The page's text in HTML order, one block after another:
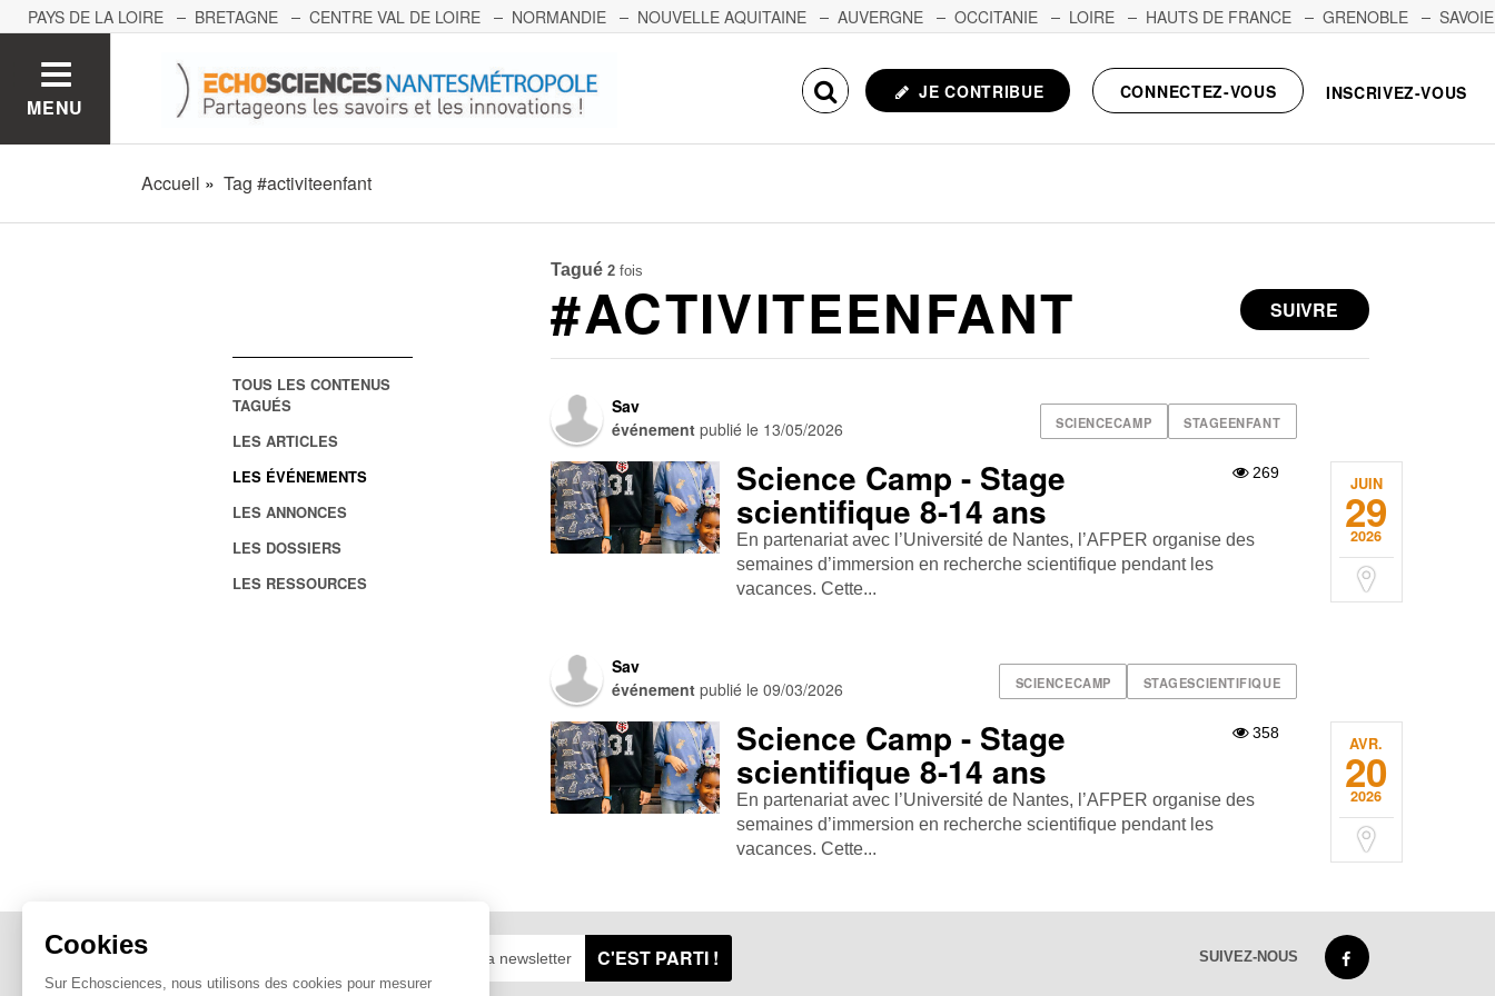
Cookies
Sur Echosciences, nous utilisons des cookies pour mesurer
PAYS DE LA LOIRE BRETAGNE CENTRE VAL DE LOIRE NORMANDIE NOUVELLE AQUITAINE AUVERGNE OCCITANIE LOIRE HAUTS DE FRANCE GRENOBLE
SAVOIE
MENU
JE CONTRIBUE CONNECTEZ-VOUS INSCRIVEZ-VOUS
Accueil Tag #activiteenfant
TOUS LES CONTENUS
TAGUÉS
LES ARTICLES
LES ÉVÉNEMENTS
LES ANNONCES
LES DOSSIERS
LES RESSOURCES
Tagué 2 fois
SUIVRE
#ACTIVITEENFANT
SCIENCECAMP STAGEENFANT
Sav
événement publié le 13/05/2026
JUIN
29
2026
269
Science Camp - Stage
scientifique 8-14 ans
En partenariat avec l’Université de Nantes, l’AFPER organise des
semaines d’immersion en recherche scientifique pendant les
vacances. Cette...
SCIENCECAMP STAGESCIENTIFIQUE
Sav
événement publié le09/03/2026
AVR.
20
2026
358
Science Camp - Stage
scientifique 8-14 ans
En partenariat avec l’Université de Nantes, l’AFPER organise des
semaines d’immersion en recherche scientifique pendant les
vacances. Cette...
C'EST PARTI ! SUIVEZ-NOUS